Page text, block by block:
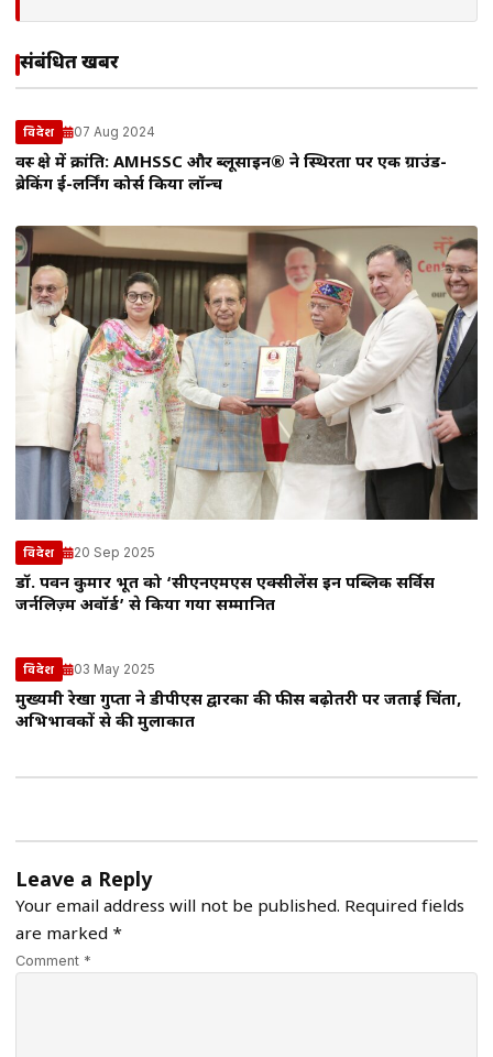
संबंधित खबरें
विदेश 07 Aug 2024
वस्त्र क्षेत्र में क्रांति: AMHSSC और ब्लूसाइन® ने स्थिरता पर एक ग्राउंड-
ब्रेकिंग ई-लर्निंग कोर्स किया लॉन्च
विदेश 20 Sep 2025
डॉ. पवन कुमार भूत को ‘सीएनएमएस एक्सीलेंस इन पब्लिक सर्विस
जर्नलिज़्म अवॉर्ड’ से किया गया सम्मानित
विदेश 03 May 2025
मुख्यमंत्री रेखा गुप्ता ने डीपीएस द्वारका की फीस बढ़ोतरी पर जताई चिंता,
अभिभावकों से की मुलाकात
Leave a Reply
Your email address will not be published. Required fields
are marked *
Comment *